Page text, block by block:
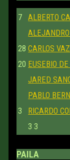
7
ALBERTO
28 CARLOS
20 EUSEBIO
JARED
PABLO
3
RICARDO
33
PAILA